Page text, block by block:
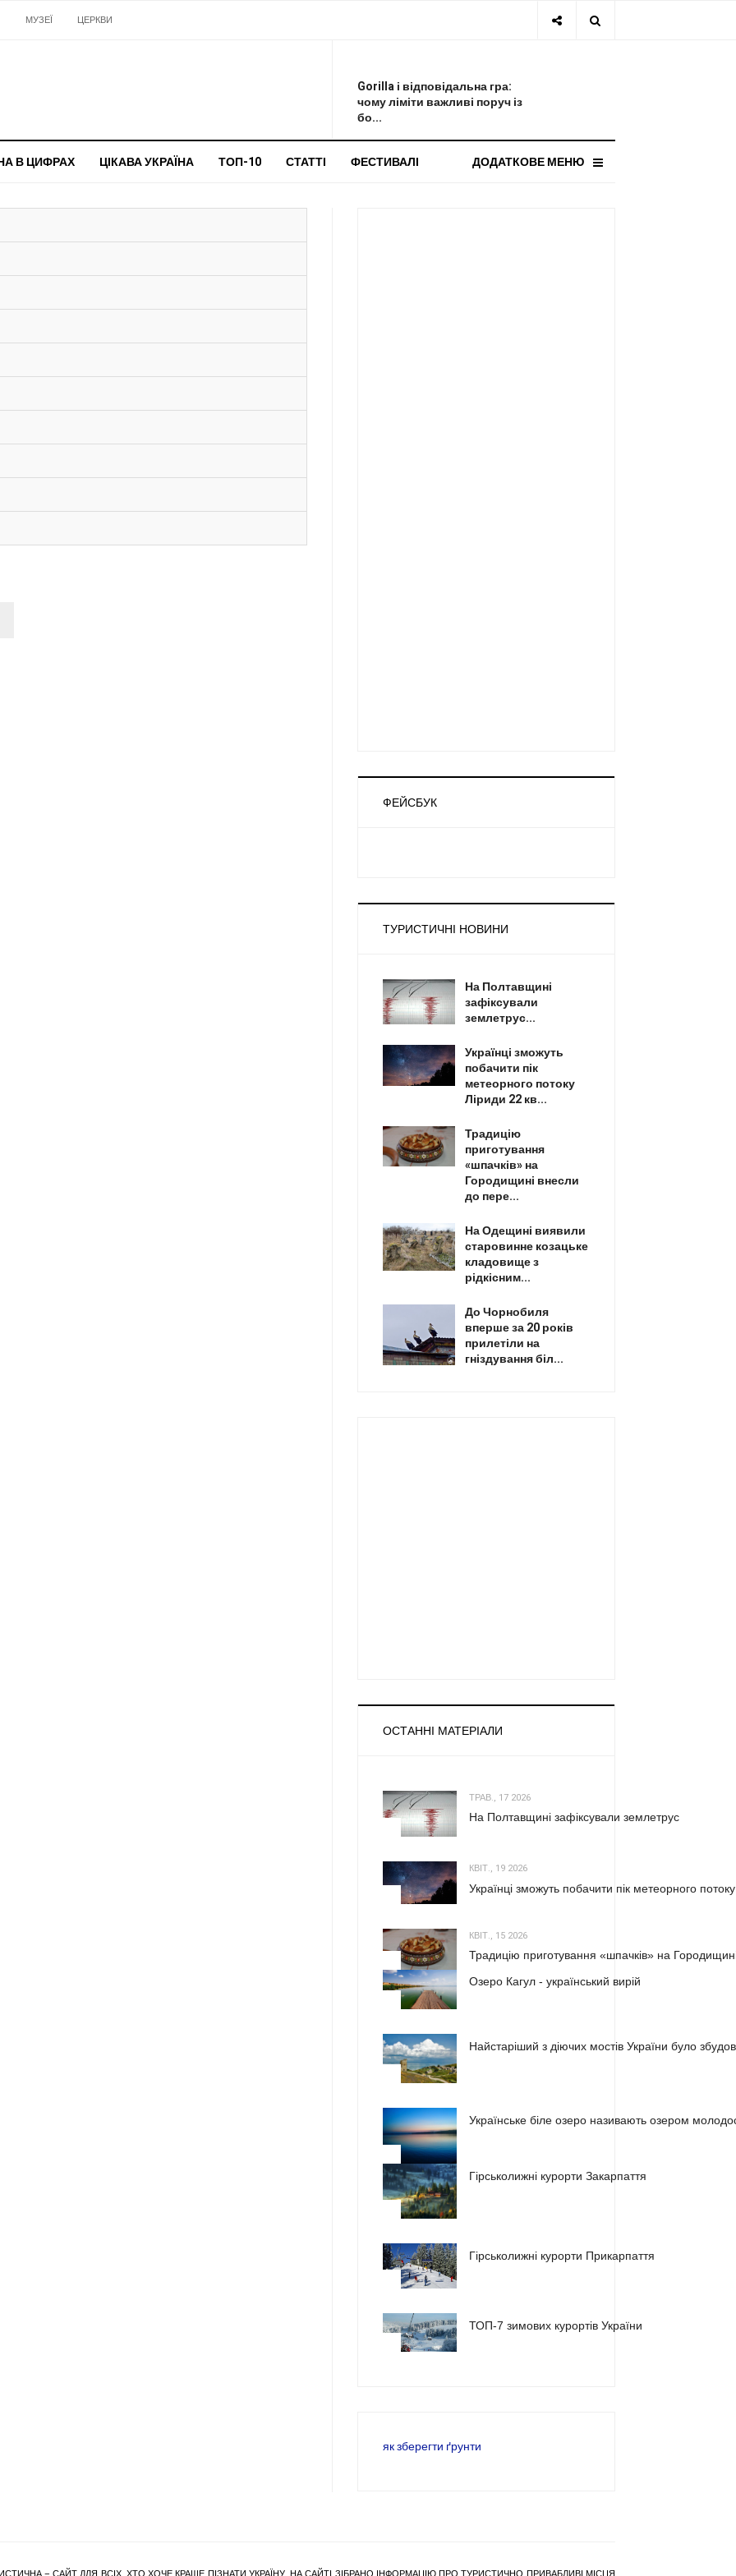
МУЗЕЇ ЦЕРКВИ
Gorilla і відповідальна гра:
чому ліміти важливі поруч із
бо...
В ЦИФРАХ ЦІКАВА УКРАЇНА ТОП-10 СТАТТІ ДОДАТКОВЕ МЕНЮ
ФЕСТИВАЛІ
ФЕЙСБУК
ТУРИСТИЧНІ НОВИНИ
На Полтавщині
зафіксували
землетрус...
Українці зможуть
побачити пік
метеорного потоку
Ліриди 22 кв...
Традицію
приготування
«шпачків» на
Городищині внесли
до пере...
На Одещині виявили
старовинне козацьке
кладовище з
рідкісним...
До Чорнобиля
вперше за 20 років
прилетіли на
гніздування біл...
ОСТАННІ МАТЕРІАЛИ
ТРАВ., 17 2026
На Полтавщині зафіксували землетрус
КВІТ., 19 2026
Українці зможуть побачити пік метеорного
КВІТ., 15 2026
Традицію приготування «шпачків» на
Озеро Кагул - український вирій
Найстаріший з діючих мостів України було
Українське біле озеро називають озером
Гірськолижні курорти Закарпаття
Гірськолижні курорти Прикарпаття
ТОП-7 зимових курортів України
як зберегти ґрунти